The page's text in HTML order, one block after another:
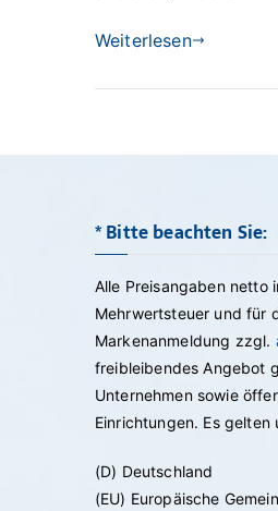
Weiterlesen
* Bitte beachten Sie:
Alle Preisangaben netto
Mehrwertsteuer und für
Markenanmeldung zzgl.
freibleibendes Angebot
Unternehmen sowie
Einrichtungen. Es gelten
(D) Deutschland
(EU) Europäische